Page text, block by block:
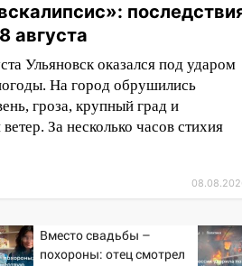
августа
Ульяновск оказался под ударом
На город обрушились
гроза, крупный град и
За несколько часов стихия
Вместо свадьбы –
похороны: отец смотрел